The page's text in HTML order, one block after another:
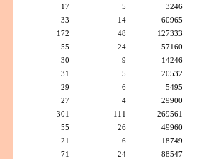
17 5
3246
33 14
60965
172 48
127333
55 24
57160
30 9
14246
31 5
20532
29 6
5495
27 4
29900
301 111
269561
55 26
49960
21 6
18749
71 24
88547